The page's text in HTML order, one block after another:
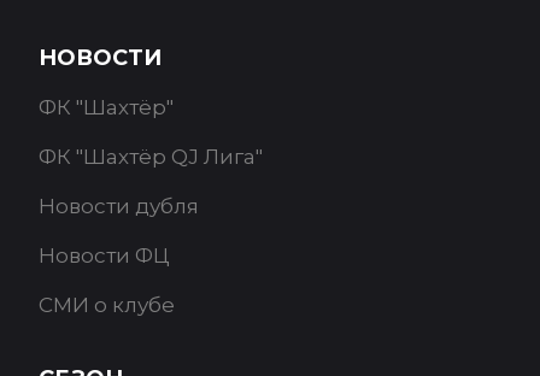
НОВОСТИ
ФК "Шахтёр"
ФК "Шахтёр QJ Лига"
Новости дубля
Новости ФЦ
СМИ о клубе